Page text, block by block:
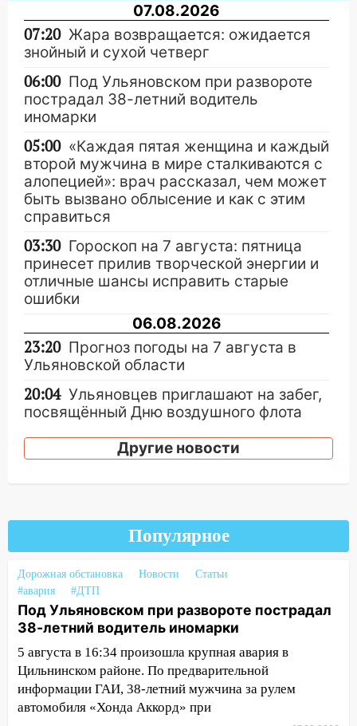
07.08.2026
07:20 Жара возвращается: ожидается
знойный и сухой четверг
06:00 Под Ульяновском при развороте
пострадал 38-летний водитель
иномарки
05:00 «Каждая пятая женщина и каждый
второй мужчина в мире сталкиваются с
алопецией»: врач рассказал, чем может
быть вызвано облысение и как с этим
справиться
03:30 Гороскоп на 7 августа: пятница
принесет прилив творческой энергии и
отличные шансы исправить старые
ошибки
06.08.2026
23:20 Прогноз погоды на 7 августа в
Ульяновской области
20:04 Ульяновцев приглашают на забег,
посвящённый Дню воздушного флота
19:12 В Ульяновской области
В Ульяновск едут звезды
17:08
Ульяновский областной суд
оставил в силе приговор руководству
«УльяновскФармации» за махинации на
3,2 млн рублей
16:09 Ветераны легкой атлетики из
Ульяновска успешно выступили на
Чемпионате России
Другие новости
Популярное
Дорожная обстановка Новости
Статьи
#авария
#ДТП
Под Ульяновском при развороте пострадал
38-летний водитель иномарки
5 августа в 16:34 произошла крупная авария в
Цильнинском районе. По предварительной
информации ГАИ, 38-летний мужчина за рулем
автомобиля «Хонда Аккорд» при